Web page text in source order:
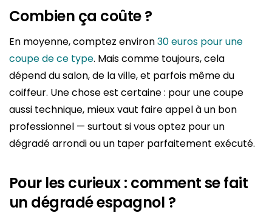
Combien ça coûte ?
En moyenne, comptez environ30 euros pour une
coupe de ce type. Mais comme toujours, cela
dépend du salon, de la ville, et parfois même du
coiffeur. Une chose est certaine : pour une coupe
aussi technique, mieux vaut faire appel à un bon
professionnel — surtout si vous optez pour un
dégradé arrondi ou un taper parfaitement exécuté.
Pour les curieux : comment se fait
un dégradé espagnol ?